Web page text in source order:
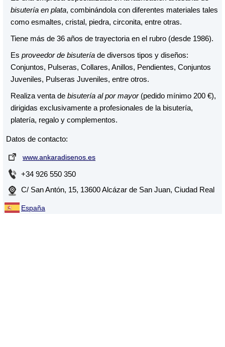
bisutería en plata, combinándola con diferentes materiales tales
como esmaltes, cristal, piedra, circonita, entre otras.
Tiene más de 36 años de trayectoria en el rubro (desde 1986).
Es proveedor de bisutería de diversos tipos y diseños:
Conjuntos, Pulseras, Collares, Anillos, Pendientes, Conjuntos
Juveniles, Pulseras Juveniles, entre otros.
Realiza venta de bisutería al por mayor(pedido mínimo 200 €),
dirigidas exclusivamente a profesionales de la bisutería,
platería, regalo y complementos.
Datos de contacto:
www.ankaradisenos.es
+34 926 550 350
C/ San Antón, 15, 13600 Alcázar de San Juan, Ciudad Real
España